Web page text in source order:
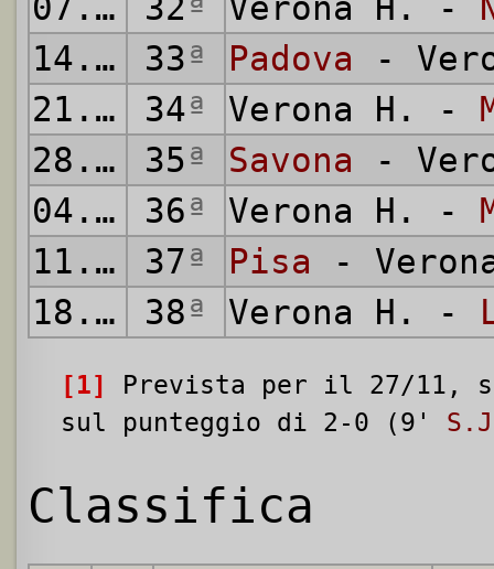
14.05.
1967
33ª Padova -
21.05.
1967
34ª Verona H. -
28.05.
1967
35ª Savona -
04.06.
1967
36ª Verona H. -
11.06.
1967
37ª Pisa -
18.06.
1967
38ª Verona H. -
[1]
Prevista per il 27/11,
sul punteggio di 2-0 (9'
Classifica